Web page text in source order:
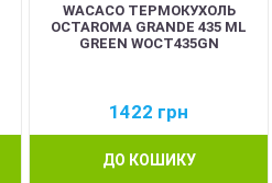
WACACO ТЕРМОКУХОЛЬ
OCTAROMA GRANDE 435 ML
GREEN WOCT435GN
1422 грн
ДО КОШИКУ